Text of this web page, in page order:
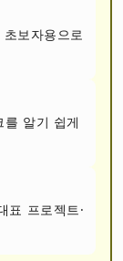
보자용으로
를 알기 쉽게
표 프로젝트·